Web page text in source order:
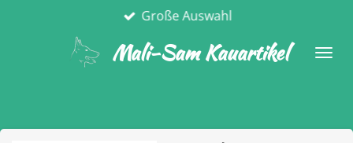
Hauptinhalt
Mali-Sam Kauartikel
Große Auswahl